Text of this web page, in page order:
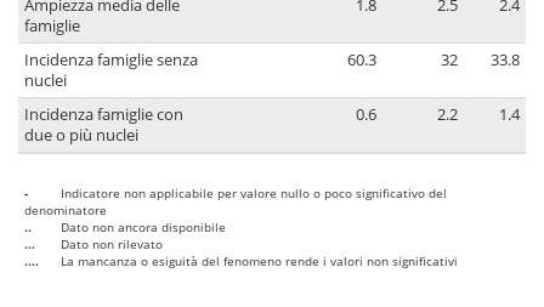
Ampiezza media delle
famiglie
1.8 2.5 2.4
Incidenza famiglie senza
nuclei
60.3 32 33.8
Incidenza famiglie con
due o più nuclei
0.6 2.2 1.4
-
Indicatore non applicabile per valore nullo o poco significativo del
denominatore
..
Dato non ancora disponibile
...
Dato non rilevato
....
La mancanza o esiguità del fenomeno rende i valori non significativi